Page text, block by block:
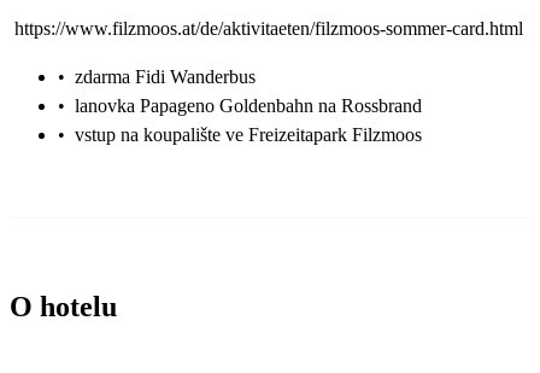
https://www.filzmoos.at/de/aktivitaeten/filzmoos-sommer-card.html
• zdarma Fidi Wanderbus
• lanovka Papageno Goldenbahn na Rossbrand
• vstup na koupalište ve Freizeitapark Filzmoos
O hotelu